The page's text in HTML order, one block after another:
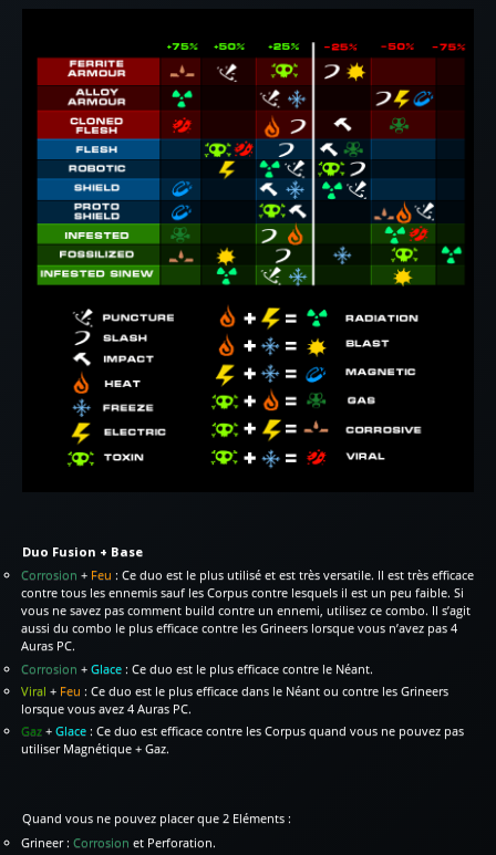
Duo Fusion + Base
Corrosion + Feu : Ce duo est le plus utilisé et est très versatile. Il est très efficace
contre tous les ennemis sauf les Corpus contre lesquels il est un peu faible. Si
vous ne savez pas comment build contre un ennemi, utilisez ce combo. Il s’agit
aussi du combo le plus efficace contre les Grineers lorsque vous n’avez pas 4
Auras PC.
Corrosion +Glace : Ce duo est le plus efficace contre le Néant.
Viral + Feu : Ce duo est le plus efficace dans le Néant ou contre les Grineers
lorsque vous avez 4 Auras PC.
Gaz +Glace : Ce duo est efficace contre les Corpus quand vous ne pouvez pas
utiliser Magnétique + Gaz.
Quand vous ne pouvez placer que 2 Eléments :
Grineer :Corrosion et Perforation.